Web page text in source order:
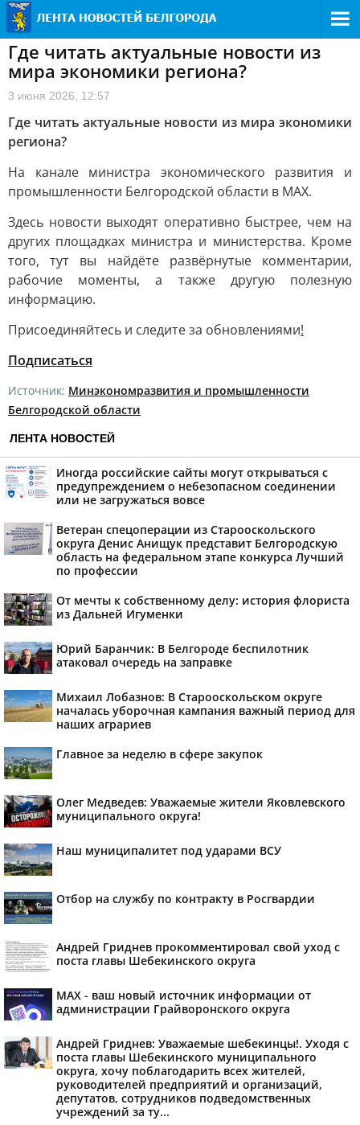
Где читать актуальные новости из
мира экономики региона?
3 июня 2026, 12:57
Где читать актуальные новости из мира экономики
региона?
На канале министра экономического развития и
промышленности Белгородской области в MAX.
Здесь новости выходят оперативно быстрее, чем на
других площадках министра и министерства. Кроме
того, тут вы найдёте развёрнутые комментарии,
рабочие моменты, а также другую полезную
информацию.
Присоединяйтесь и следите за обновлениями!
Подписаться
Источник: Минэкономразвития и промышленности
Белгородской области
ЛЕНТА НОВОСТЕЙ
Иногда российские сайты могут открываться с
предупреждением о небезопасном соединении
или не загружаться вовсе
Ветеран спецоперации из Старооскольского
округа Денис Анищук представит Белгородскую
область на федеральном этапе конкурса Лучший
по профессии
От мечты к собственному делу: история флориста
из Дальней Игуменки
Юрий Баранчик: В Белгороде беспилотник
атаковал очередь на заправке
Михаил Лобазнов: В Старооскольском округе
началась уборочная кампания важный период для
наших аграриев
Главное за неделю в сфере закупок
Олег Медведев: Уважаемые жители Яковлевского
муниципального округа!
Наш муниципалитет под ударами ВСУ
Отбор на службу по контракту в Росгвардии
Андрей Гриднев прокомментировал свой уход с
поста главы Шебекинского округа
MAX - ваш новый источник информации от
администрации Грайворонского округа
Андрей Гриднев: Уважаемые шебекинцы!. Уходя с
поста главы Шебекинского муниципального
округа, хочу поблагодарить всех жителей,
руководителей предприятий и организаций,
депутатов, сотрудников подведомственных
учреждений за ту...